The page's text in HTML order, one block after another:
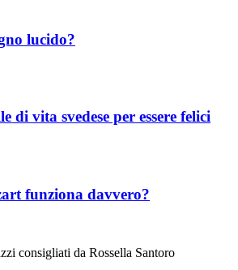
lucido?
di vita svedese per essere felici
funziona davvero?
consigliati da Rossella Santoro